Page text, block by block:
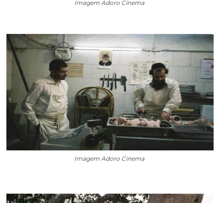
Imagem Adoro Cinema
Imagem Adoro Cinema